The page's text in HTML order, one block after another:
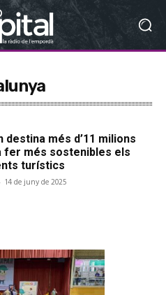
destina més d’11 milions
fer més sostenibles els
turístics
- 14 de juny de 2025